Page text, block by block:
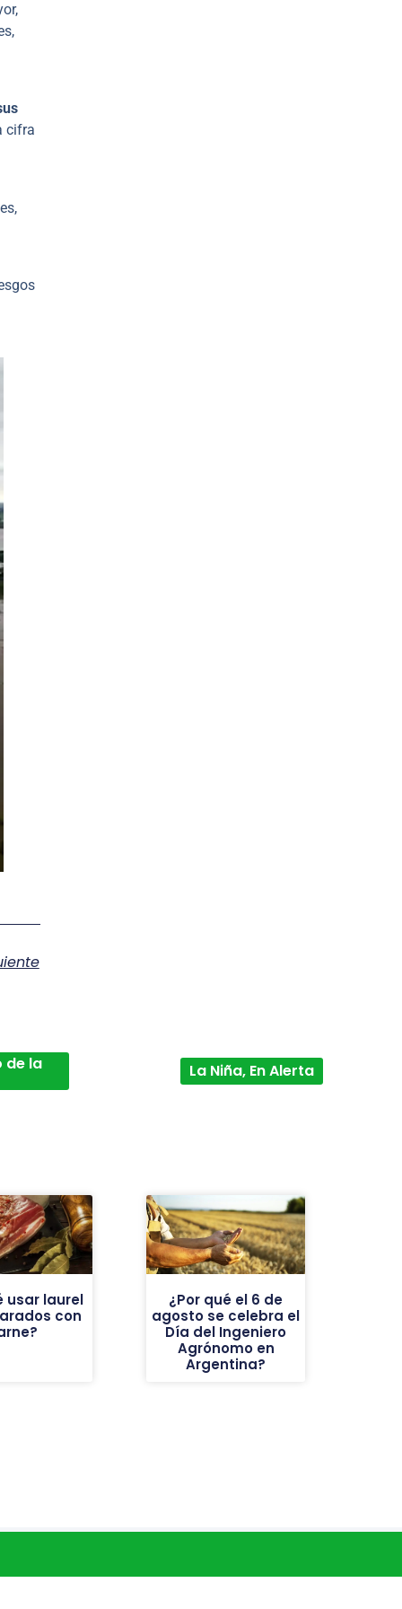
cifra
de la La Niña, En Alerta
usar laurel
con
¿Por qué el 6 de
agosto se celebra el
Día del Ingeniero
Agrónomo en
Argentina?